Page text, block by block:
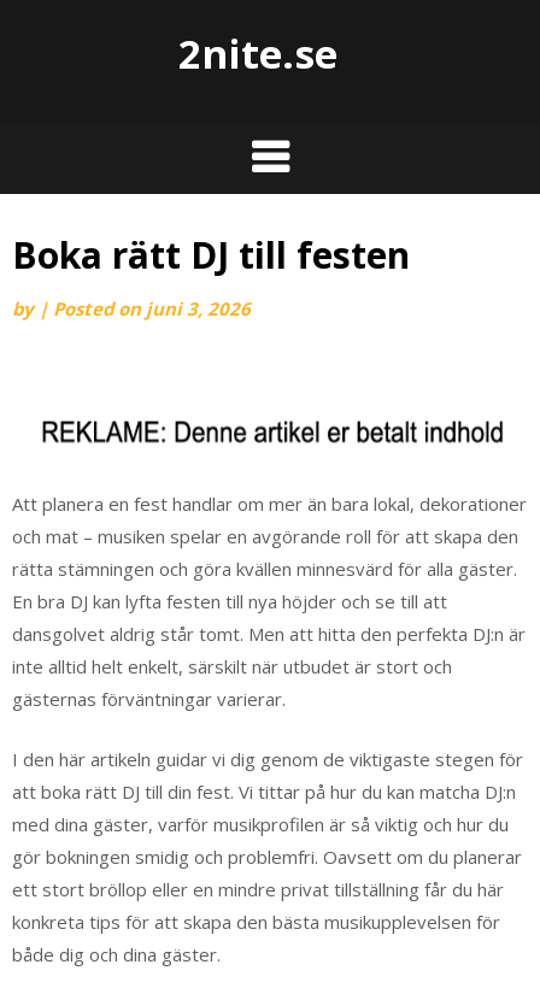
2nite.se
Boka rätt DJ till festen
by | Posted on juni 3, 2026
Att planera en fest handlar om mer än bara lokal, dekorationer
och mat – musiken spelar en avgörande roll för att skapa den
rätta stämningen och göra kvällen minnesvärd för alla gäster.
En bra DJ kan lyfta festen till nya höjder och se till att
dansgolvet aldrig står tomt. Men att hitta den perfekta DJ:n är
inte alltid helt enkelt, särskilt när utbudet är stort och
gästernas förväntningar varierar.
I den här artikeln guidar vi dig genom de viktigaste stegen för
att boka rätt DJ till din fest. Vi tittar på hur du kan matcha DJ:n
med dina gäster, varför musikprofilen är så viktig och hur du
gör bokningen smidig och problemfri. Oavsett om du planerar
ett stort bröllop eller en mindre privat tillställning får du här
konkreta tips för att skapa den bästa musikupplevelsen för
både dig och dina gäster.